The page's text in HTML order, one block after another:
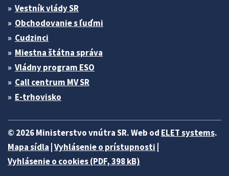
Vestník vlády SR
Obchodovanie s ľuďmi
Cudzinci
Miestna štátna správa
Vládny program ESO
Call centrum MV SR
E-trhovisko
© 2026 Ministerstvo vnútra SR. Web od ELET systems.
Mapa sídla Vyhlásenie o prístupnosti
Vyhlásenie o cookies (PDF, 398 kB)